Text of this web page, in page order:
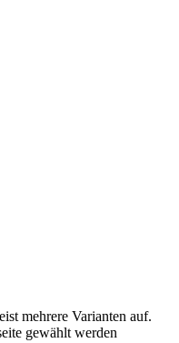
mehrere Varianten auf.
gewählt werden